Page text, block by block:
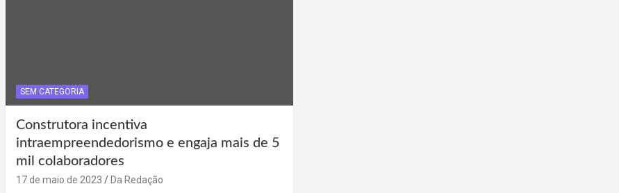
SEM CATEGORIA
Construtora incentiva
intraempreendedorismo e engaja mais de 5
mil colaboradores
17 de maio de 2023
Da Redação